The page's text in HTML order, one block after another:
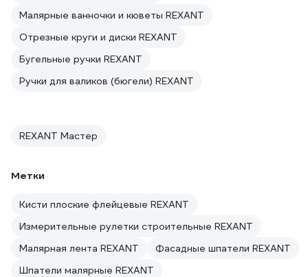
Малярные ванночки и кюветы REXANT
Отрезные круги и диски REXANT
Бугельные ручки REXANT
Ручки для валиков (бюгели) REXANT
REXANT Мастер
Метки
Кисти плоские флейцевые REXANT
Измерительные рулетки строительные REXANT
Малярная лента REXANT
Фасадные шпатели REXANT
Шпатели малярные REXANT